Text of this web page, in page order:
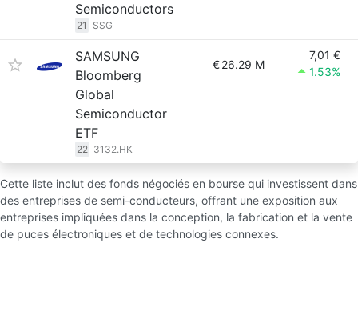
Semiconductors
21 SSG
SAMSUNG
Bloomberg
Global
Semiconductor
ETF
22 3132.HK
€26.29 M
7,01 €
1.53%
Cette liste inclut des fonds négociés en bourse qui investissent dans
des entreprises de semi-conducteurs, offrant une exposition aux
entreprises impliquées dans la conception, la fabrication et la vente
de puces électroniques et de technologies connexes.